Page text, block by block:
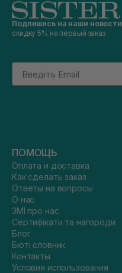
Подпишись на наши новости
скидку 5% на первый заказ
Email
ПОМОЩЬ
Оплата и доставка
Как сделать заказ
Ответы на вопросы
О нас
ЗМІ про нас
Сертифікати та нагороди
Блог
Бюті словник
Контакты
Условия использования